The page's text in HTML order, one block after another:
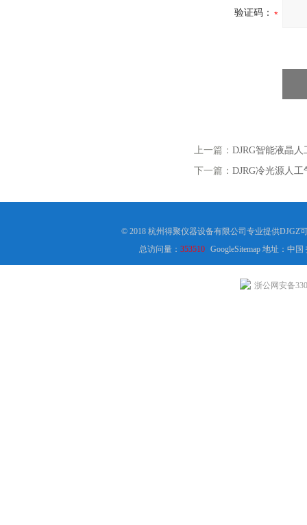
验证码：
上一篇： DJRG智能液晶
下一篇： DJRG冷光源人工
© 2018 杭州得聚仪器设备有限公司专业提供
总访问量：353510 GoogleSitemap地址：中国
浙公网安备